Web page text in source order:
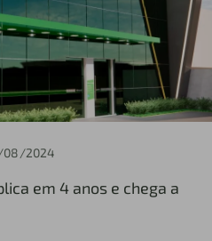
08/2024
em 4 anos e chega a